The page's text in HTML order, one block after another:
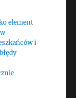
element
i